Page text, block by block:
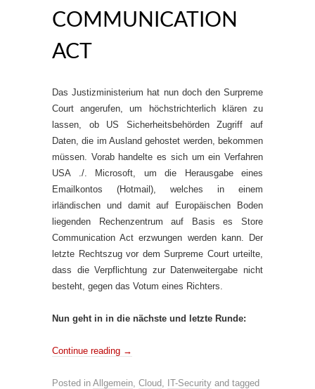
COMMUNICATION
ACT
Das Justizministerium hat nun doch den Surpreme
Court angerufen, um höchstrichterlich klären zu
lassen, ob US Sicherheitsbehörden Zugriff auf
Daten, die im Ausland gehostet werden, bekommen
müssen. Vorab handelte es sich um ein Verfahren
USA ./. Microsoft, um die Herausgabe eines
Emailkontos (Hotmail), welches in einem
irländischen und damit auf Europäischen Boden
liegenden Rechenzentrum auf Basis es Store
Communication Act erzwungen werden kann. Der
letzte Rechtszug vor dem Surpreme Court urteilte,
dass die Verpflichtung zur Datenweitergabe nicht
besteht, gegen das Votum eines Richters.
Nun geht in in die nächste und letzte Runde:
Continue reading →
Posted in Allgemein, Cloud, IT-Security and tagged